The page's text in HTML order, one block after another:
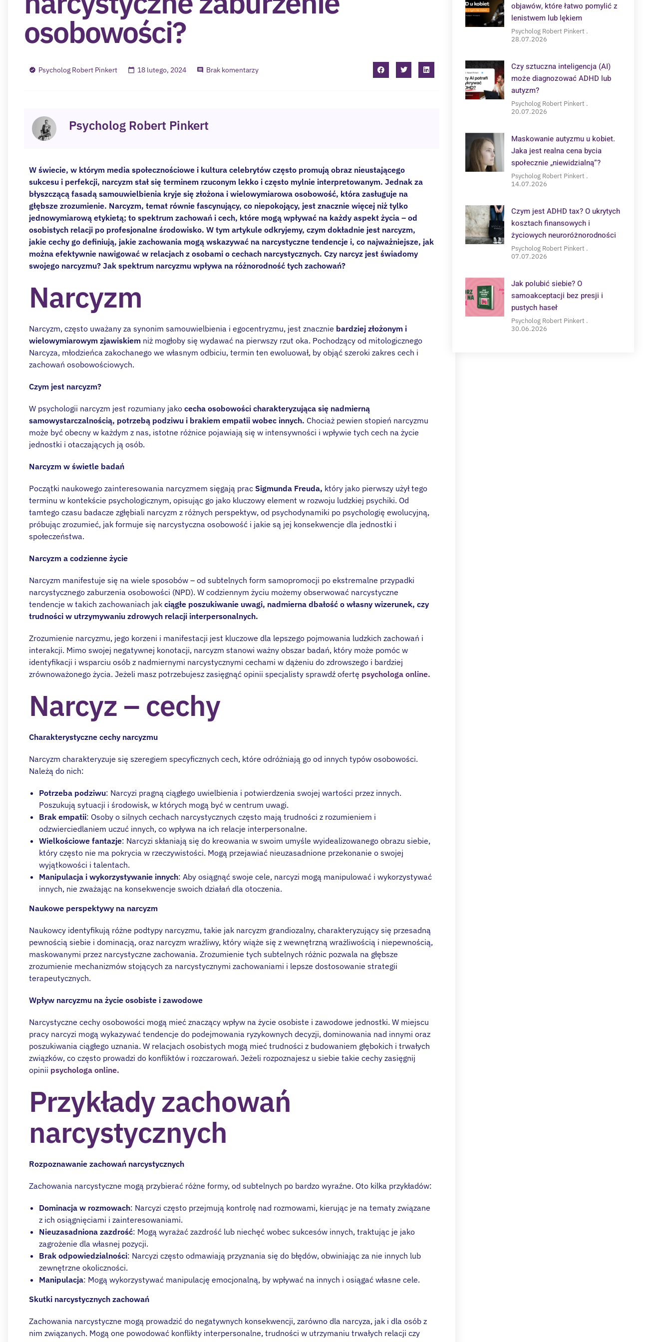
osobowości?
Psycholog Robert Pinkert 18 lutego, 2024 Brak komentarzy
Psycholog Robert Pinkert
W świecie, w którym media społecznościowe i kultura celebrytów często promują obraz nieustającego
sukcesu i perfekcji, narcyzm stał się terminem rzuconym lekko i często mylnie interpretowanym. Jednak za
błyszczącą fasadą samouwielbienia kryje się złożona i wielowymiarowa osobowość, która zasługuje na
głębsze zrozumienie. Narcyzm, temat równie fascynujący, co niepokojący, jest znacznie więcej niż tylko
jednowymiarową etykietą; to spektrum zachowań i cech, które mogą wpływać na każdy aspekt życia – od
osobistych relacji po profesjonalne środowisko. W tym artykule odkryjemy, czym dokładnie jest narcyzm,
jakie cechy go definiują, jakie zachowania mogą wskazywać na narcystyczne tendencje i, co najważniejsze, jak
można efektywnie nawigować w relacjach z osobami o cechach narcystycznych. Czy narcyz jest świadomy
swojego narcyzmu? Jak spektrum narcyzmu wpływa na różnorodność tych zachowań?
Narcyzm
Narcyzm, często uważany za synonim samouwielbienia i egocentryzmu, jest znacznie bardziej złożonym i
wielowymiarowym zjawiskiem niż mogłoby się wydawać na pierwszy rzut oka. Pochodzący od mitologicznego
Narcyza, młodzieńca zakochanego we własnym odbiciu, termin ten ewoluował, by objąć szeroki zakres cech i
zachowań osobowościowych.
Czym jest narcyzm?
W psychologii narcyzm jest rozumiany jako cecha osobowości charakteryzująca się nadmierną
samowystarczalnością, potrzebą podziwu i brakiem empatii wobec innych. Chociaż pewien stopień narcyzmu
może być obecny w każdym z nas, istotne różnice pojawiają się w intensywności i wpływie tych cech na życie
jednostki i otaczających ją osób.
Narcyzm w świetle badań
Początki naukowego zainteresowania narcyzmem sięgają prac Sigmunda Freuda, który jako pierwszy użył tego
terminu w kontekście psychologicznym, opisując go jako kluczowy element w rozwoju ludzkiej psychiki. Od
tamtego czasu badacze zgłębiali narcyzm z różnych perspektyw, od psychodynamiki po psychologię ewolucyjną,
próbując zrozumieć, jak formuje się narcystyczna osobowość i jakie są jej konsekwencje dla jednostki i
społeczeństwa.
Narcyzm a codzienne życie
Narcyzm manifestuje się na wiele sposobów – od subtelnych form samopromocji po ekstremalne przypadki
narcystycznego zaburzenia osobowości (NPD). W codziennym życiu możemy obserwować narcystyczne
tendencje w takich zachowaniach jak ciągłe poszukiwanie uwagi, nadmierna dbałość o własny wizerunek, czy
trudności w utrzymywaniu zdrowych relacji interpersonalnych.
Zrozumienie narcyzmu, jego korzeni i manifestacji jest kluczowe dla lepszego pojmowania ludzkich zachowań i
interakcji. Mimo swojej negatywnej konotacji, narcyzm stanowi ważny obszar badań, który może pomóc w
identyfikacji i wsparciu osób z nadmiernymi narcystycznymi cechami w dążeniu do zdrowszego i bardziej
zrównoważonego życia. Jeżeli masz potrzebujesz zasięgnąć opinii specjalisty sprawdź ofertę psychologa online.
Narcyz – cechy
Charakterystyczne cechy narcyzmu
Narcyzm charakteryzuje się szeregiem specyficznych cech, które odróżniają go od innych typów osobowości.
Należą do nich:
Potrzeba podziwu: Narcyzi pragną ciągłego uwielbienia i potwierdzenia swojej wartości przez innych.
Poszukują sytuacji i środowisk, w których mogą być w centrum uwagi.
Brak empatii: Osoby o silnych cechach narcystycznych często mają trudności z rozumieniem i
odzwierciedlaniem uczuć innych, co wpływa na ich relacje interpersonalne.
Wielkościowe fantazje: Narcyzi skłaniają się do kreowania w swoim umyśle wyidealizowanego obrazu siebie,
który często nie ma pokrycia w rzeczywistości. Mogą przejawiać nieuzasadnione przekonanie o swojej
wyjątkowości i talentach.
Manipulacja i wykorzystywanie innych: Aby osiągnąć swoje cele, narcyzi mogą manipulować i wykorzystywać
innych, nie zważając na konsekwencje swoich działań dla otoczenia.
Naukowe perspektywy na narcyzm
Naukowcy identyfikują różne podtypy narcyzmu, takie jak narcyzm grandiozalny, charakteryzujący się przesadną
pewnością siebie i dominacją, oraz narcyzm wrażliwy, który wiąże się z wewnętrzną wrażliwością i niepewnością,
maskowanymi przez narcystyczne zachowania. Zrozumienie tych subtelnych różnic pozwala na głębsze
zrozumienie mechanizmów stojących za narcystycznymi zachowaniami i lepsze dostosowanie strategii
terapeutycznych.
Wpływ narcyzmu na życie osobiste i zawodowe
Narcystyczne cechy osobowości mogą mieć znaczący wpływ na życie osobiste i zawodowe jednostki. W miejscu
pracy narcyzi mogą wykazywać tendencje do podejmowania ryzykownych decyzji, dominowania nad innymi oraz
poszukiwania ciągłego uznania. W relacjach osobistych mogą mieć trudności z budowaniem głębokich i trwałych
związków, co często prowadzi do konfliktów i rozczarowań. Jeżeli rozpoznajesz u siebie takie cechy zasięgnij
opinii psychologa online.
Przykłady zachowań
narcystycznych
Rozpoznawanie zachowań narcystycznych
Zachowania narcystyczne mogą przybierać różne formy, od subtelnych po bardzo wyraźne. Oto kilka przykładów:
Dominacja w rozmowach: Narcyzi często przejmują kontrolę nad rozmowami, kierując je na tematy związane
z ich osiągnięciami i zainteresowaniami.
Nieuzasadniona zazdrość: Mogą wyrażać zazdrość lub niechęć wobec sukcesów innych, traktując je jako
zagrożenie dla własnej pozycji.
Brak odpowiedzialności: Narcyzi często odmawiają przyznania się do błędów, obwiniając za nie innych lub
zewnętrzne okoliczności.
Manipulacja: Mogą wykorzystywać manipulację emocjonalną, by wpływać na innych i osiągać własne cele.
Skutki narcystycznych zachowań
Zachowania narcystyczne mogą prowadzić do negatywnych konsekwencji, zarówno dla narcyza, jak i dla osób z
nim związanych. Mogą one powodować konflikty interpersonalne, trudności w utrzymaniu trwałych relacji czy
objawów, które łatwo pomylić z
lenistwem lub lękiem
Psycholog Robert Pinkert
28.07.2026
Czy sztuczna inteligencja (AI)
może diagnozować ADHD lub
autyzm?
Psycholog Robert Pinkert
20.07.2026
Maskowanie autyzmu u kobiet.
Jaka jest realna cena bycia
społecznie „niewidzialną”?
Psycholog Robert Pinkert
14.07.2026
Czym jest ADHD tax? O ukrytych
kosztach finansowych i
życiowych neuroróżnorodności
Psycholog Robert Pinkert
07.07.2026
Jak polubić siebie? O
samoakceptacji bez presji i
pustych haseł
Psycholog Robert Pinkert
30.06.2026